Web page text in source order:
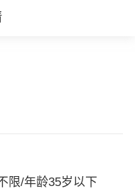
限/年龄35岁以下